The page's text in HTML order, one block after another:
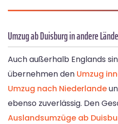
Umzug ab Duisburg in andere
Auch außerhalb Englands
übernehmen den Umzug
Umzug nach Niederlande
ebenso zuverlässig. Den
Auslandsumzüge ab